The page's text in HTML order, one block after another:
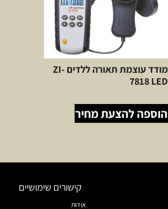
מודד עוצמת תאורה ללדים ZI-
7818 LED
הוספה להצעת מחיר
קישורים שימושיים
אודות